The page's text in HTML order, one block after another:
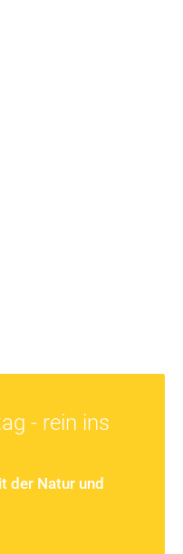
Entdecken Sie die
- rein ins
der Natur und